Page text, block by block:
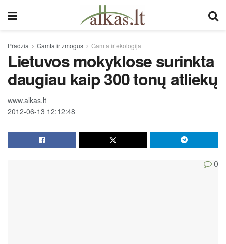
Pradžia Gamta ir žmogus Gamta ir ekologija
Lietuvos mokyklose surinkta
daugiau kaip 300 tonų atliekų
www.alkas.lt
2012-06-13 12:12:48
0